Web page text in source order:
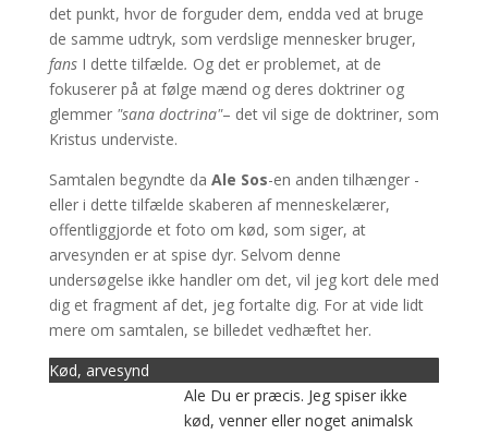
det punkt, hvor de forguder dem, endda ved at bruge
de samme udtryk, som verdslige mennesker bruger,
fans I dette tilfælde. Og det er problemet, at de
fokuserer på at følge mænd og deres doktriner og
glemmer"sana doctrina"– det vil sige de doktriner, som
Kristus underviste.
Samtalen begyndte da Ale Sos-en anden tilhænger -
eller i dette tilfælde skaberen af menneskelærer,
offentliggjorde et foto om kød, som siger, at
arvesynden er at spise dyr. Selvom denne
undersøgelse ikke handler om det, vil jeg kort dele med
dig et fragment af det, jeg fortalte dig. For at vide lidt
mere om samtalen, se billedet vedhæftet her.
Kød, arvesynd
Ale Du er præcis. Jeg spiser ikke
kød, venner eller noget animalsk